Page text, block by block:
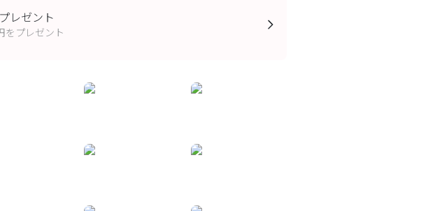
レゼント
をプレゼント